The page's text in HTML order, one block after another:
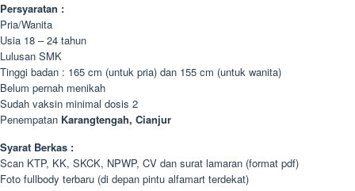
Persyaratan :
Pria/Wanita
Usia 18 – 24 tahun
Lulusan SMK
Tinggi badan : 165 cm (untuk pria) dan 155 cm (untuk wanita)
Belum pernah menikah
Sudah vaksin minimal dosis 2
Penempatan Karangtengah, Cianjur
Syarat Berkas :
Scan KTP, KK, SKCK, NPWP, CV dan surat lamaran (format pdf)
Foto fullbody terbaru (di depan pintu alfamart terdekat)